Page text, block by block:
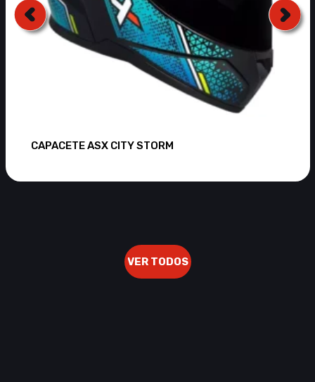
CAPACETE ASX CITY STORM
VER TODOS